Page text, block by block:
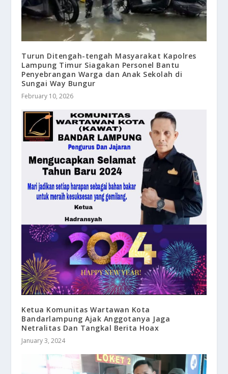
Turun Ditengah-tengah Masyarakat Kapolres
Lampung Timur Siagakan Personel Bantu
Penyebrangan Warga dan Anak Sekolah di
Sungai Way Bungur
February 10, 2026
Ketua Komunitas Wartawan Kota
Bandarlampung Ajak Anggotanya Jaga
Netralitas Dan Tangkal Berita Hoax
January 3, 2024